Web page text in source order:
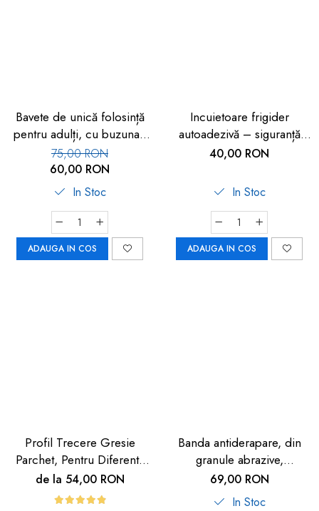
Bavete de unică folosință
pentru adulți, cu buzunar,
set 50 buc, FM-108
75,00 RON
60,00 RON
In Stoc
ADAUGA IN COS
Incuietoare frigider
autoadezivă – siguranță
copii 2 buc
40,00 RON
In Stoc
ADAUGA IN COS
Profil Trecere Gresie
Parchet, Pentru Diferenta
de Nivel, Culoare Lemn
Închis, Autoadeziv, 90cm
de la 54,00 RON
Banda antiderapare, din
granule abrazive,
autoadeziva, 5m, neagra
69,00 RON
In Stoc